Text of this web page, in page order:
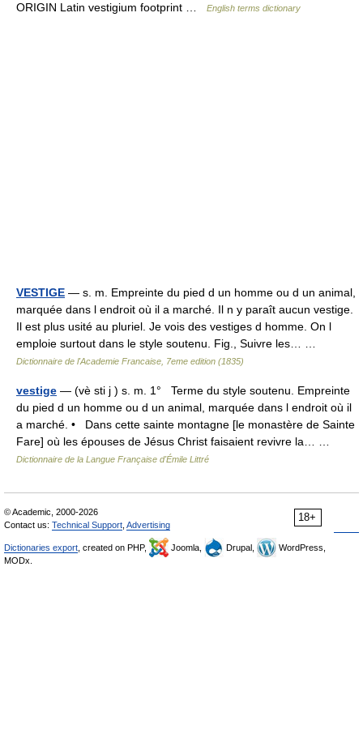
ORIGIN Latin vestigium footprint …
English terms dictionary
VESTIGE — s. m. Empreinte du pied d un homme ou d un animal,
marquée dans l endroit où il a marché. Il n y paraît aucun vestige.
Il est plus usité au pluriel. Je vois des vestiges d homme. On l
emploie surtout dans le style soutenu. Fig., Suivre les… …
Dictionnaire de l'Academie Francaise, 7eme edition (1835)
vestige — (vè sti j ) s. m. 1° Terme du style soutenu. Empreinte
du pied d un homme ou d un animal, marquée dans l endroit où il
a marché. • Dans cette sainte montagne [le monastère de Sainte
Fare] où les épouses de Jésus Christ faisaient revivre la… …
Dictionnaire de la Langue Française d'Émile Littré
18+
© Academic, 2000-2026
Contact us: Technical Support Advertising
Dictionaries export , created on PHP, Joomla, Drupal,
WordPress,
MODx.